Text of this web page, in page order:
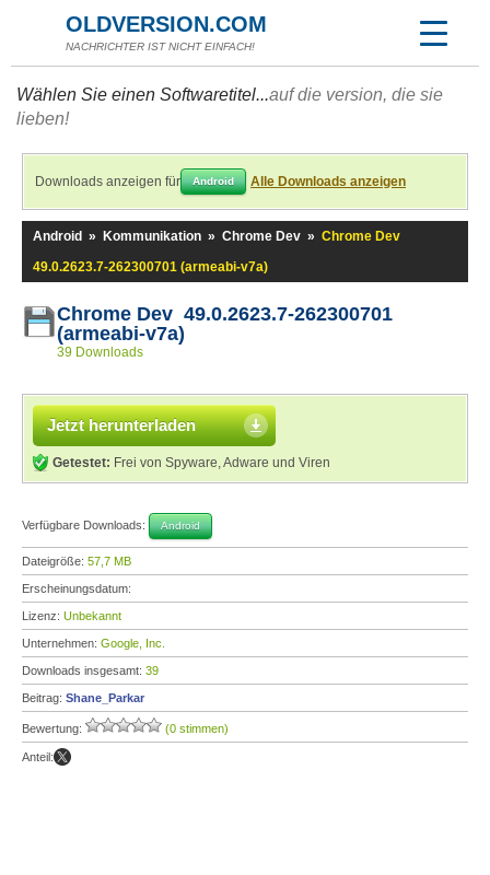
OLDVERSION.COM
NACHRICHTER IST NICHT EINFACH!
Wählen Sie einen Softwaretitel...auf die version, die sie
lieben!
Downloads anzeigen für Android Alle Downloads anzeigen
Android » Kommunikation » Chrome Dev » Chrome Dev
49.0.2623.7-262300701 (armeabi-v7a)
Chrome Dev 49.0.2623.7-262300701
(armeabi-v7a)
39 Downloads
Jetzt herunterladen
Getestet: Frei von Spyware, Adware und Viren
Verfügbare Downloads: Android
Dateigröße: 57,7 MB
Erscheinungsdatum:
Lizenz: Unbekannt
Unternehmen: Google, Inc.
Downloads insgesamt: 39
Beitrag: Shane_Parkar
Bewertung: (0 stimmen)
Anteil: